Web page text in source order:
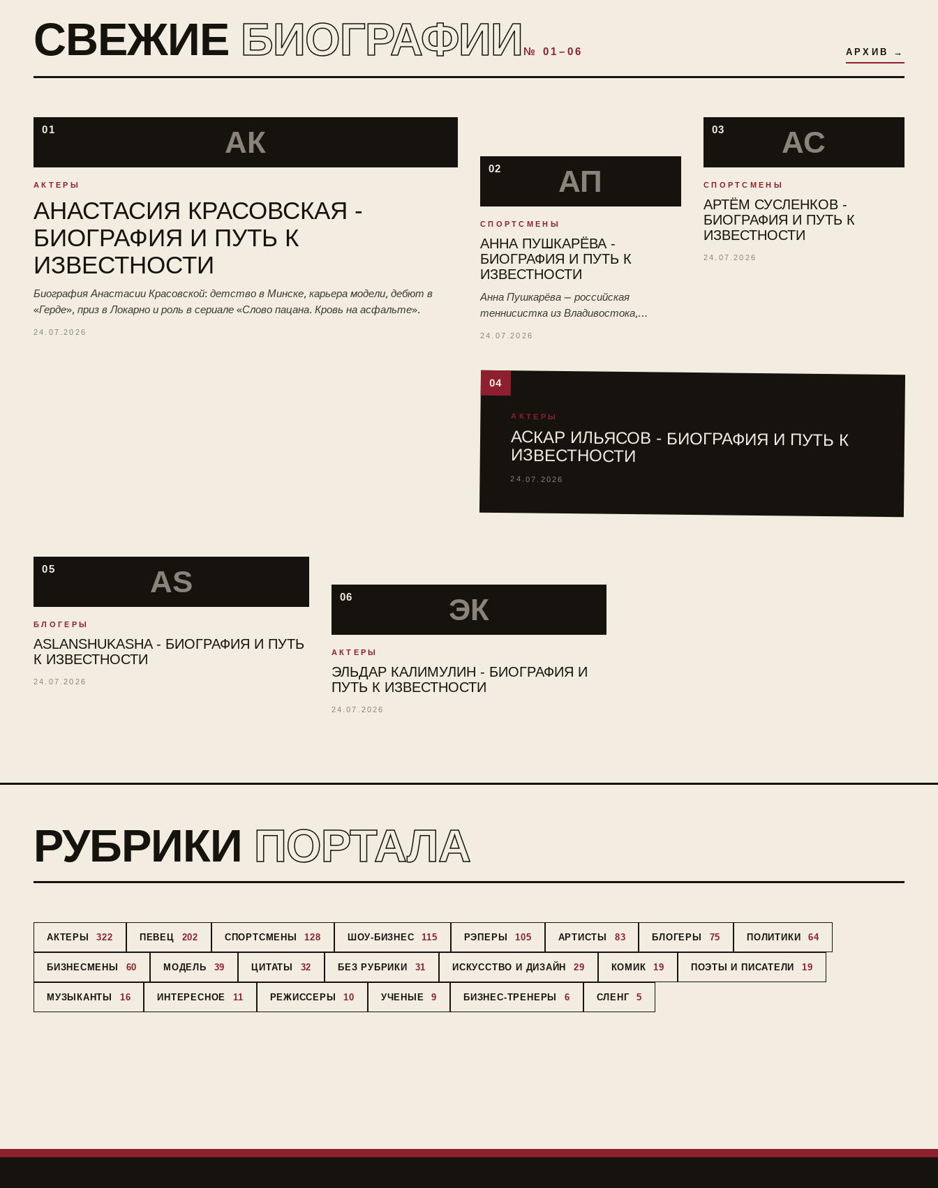
СВЕЖИЕ БИОГРАФИИ № 01–06 АРХИВ →
01 АК
АКТЕРЫ
АНАСТАСИЯ КРАСОВСКАЯ -
БИОГРАФИЯ И ПУТЬ К
ИЗВЕСТНОСТИ
Биография Анастасии Красовской: детство в Минске, карьера модели, дебют в
«Герде», приз в Локарно и роль в сериале «Слово пацана. Кровь на асфальте».
24.07.2026
02 АП
СПОРТСМЕНЫ
АННА ПУШКАРЁВА -
БИОГРАФИЯ И ПУТЬ К
ИЗВЕСТНОСТИ
Анна Пушкарёва — российская
теннисистка из Владивостока,
24.07.2026
03 АС
СПОРТСМЕНЫ
АРТЁМ СУСЛЕНКОВ -
БИОГРАФИЯ И ПУТЬ К
ИЗВЕСТНОСТИ
24.07.2026
04
АКТЕРЫ
АСКАР ИЛЬЯСОВ - БИОГРАФИЯ И ПУТЬ К
ИЗВЕСТНОСТИ
24.07.2026
05 AS
БЛОГЕРЫ
ASLANSHUKASHA - БИОГРАФИЯ И ПУТЬ
К ИЗВЕСТНОСТИ
24.07.2026
06 ЭК
АКТЕРЫ
ЭЛЬДАР КАЛИМУЛИН - БИОГРАФИЯ И
ПУТЬ К ИЗВЕСТНОСТИ
24.07.2026
РУБРИКИ ПОРТАЛА
АКТЕРЫ 322 ПЕВЕЦ 202 СПОРТСМЕНЫ 128 ШОУ-БИЗНЕС 115 РЭПЕРЫ 105 АРТИСТЫ 83 БЛОГЕРЫ 75 ПОЛИТИКИ 64
БИЗНЕСМЕНЫ 60 МОДЕЛЬ 39 ЦИТАТЫ 32 БЕЗ РУБРИКИ 31 ИСКУССТВО И ДИЗАЙН 29 КОМИК 19 ПОЭТЫ И ПИСАТЕЛИ 19
МУЗЫКАНТЫ 16 ИНТЕРЕСНОЕ 11 РЕЖИССЕРЫ 10 УЧЕНЫЕ 9 БИЗНЕС-ТРЕНЕРЫ 6 СЛЕНГ 5